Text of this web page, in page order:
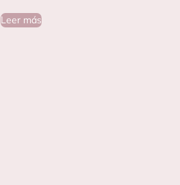
Leer más